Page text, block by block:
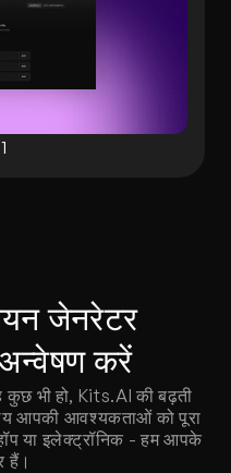
जेनरेटर
करें
कुछ भी हो, Kits.AI की बढ़ती
आपकी आवश्यकताओं को पूरा
या इलेक्ट्रॉनिक - हम आपके
हैं।